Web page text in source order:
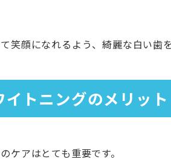
笑顔になれるよう、綺麗な白い歯
イトニングのメリット
ケアはとても重要です。